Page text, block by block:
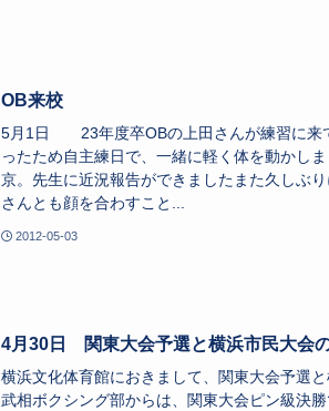
OB来校
5月1日 23年度卒OBの上田さんが練習に来
ったため自主練日で、一緒に軽く体を動かし
京。先生に近況報告ができましたまた久しぶ
さんとも顔を合わすこと...
2012-05-03
4月30日 関東大会予選と横浜市民大会
横浜文化体育館におきまして、関東大会予選と
武相ボクシング部からは、関東大会ピン級決